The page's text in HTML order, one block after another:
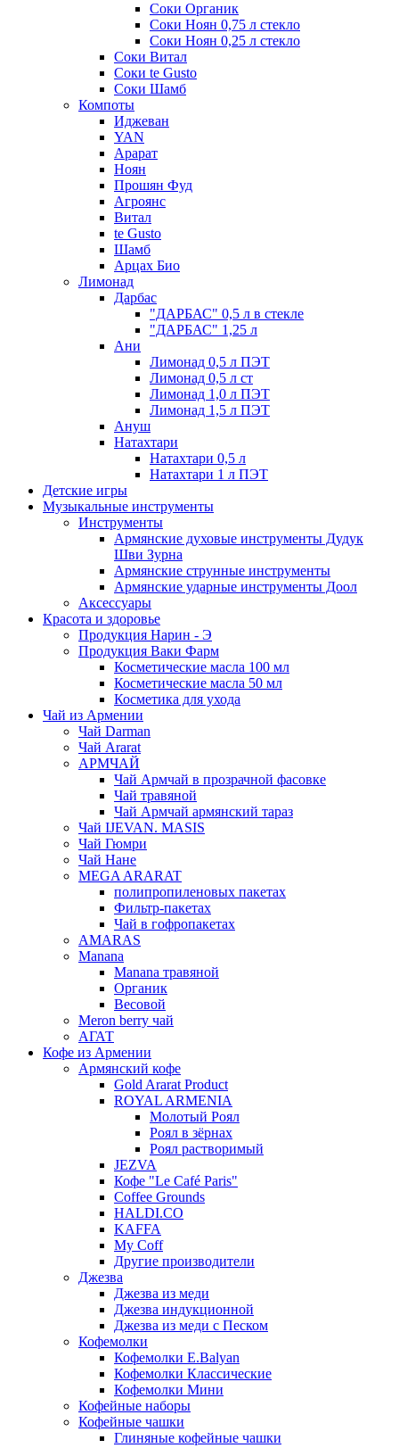
Соки Органик
Соки Ноян 0,75 л стекло
Соки Ноян 0,25 л стекло
Соки Витал
Соки te Gusto
Соки Шамб
Компоты
Иджеван
YAN
Арарат
Ноян
Прошян Фуд
Агроянс
Витал
te Gusto
Шамб
Арцах Био
Лимонад
Дарбас
"ДАРБАС" 0,5 л в стекле
"ДАРБАС" 1,25 л
Ани
Лимонад 0,5 л ПЭТ
Лимонад 0,5 л ст
Лимонад 1,0 л ПЭТ
Лимонад 1,5 л ПЭТ
Ануш
Натахтари
Натахтари 0,5 л
Натахтари 1 л ПЭТ
Детские игры
Музыкальные инструменты
Инструменты
Армянские духовые инструменты Дудук
Шви Зурна
Армянские струнные инструменты
Армянские ударные инструменты Доол
Аксессуары
Красота и здоровье
Продукция Нарин - Э
Продукция Ваки Фарм
Косметические масла 100 мл
Косметические масла 50 мл
Косметика для ухода
Чай из Армении
Чай Darman
Чай Ararat
АРМЧАЙ
Чай Армчай в прозрачной фасовке
Чай травяной
Чай Армчай армянский тараз
Чай IJEVAN. MASIS
Чай Гюмри
Чай Нане
MEGA ARARAT
полипропиленовых пакетах
Фильтр-пакетах
Чай в гофропакетах
AMARAS
Manana
Manana травяной
Органик
Весовой
Meron berry чай
АГАТ
Кофе из Армении
Армянский кофе
Gold Ararat Product
ROYAL ARMENIA
Молотый Роял
Роял в зёрнах
Роял растворимый
JEZVA
Кофе "Le Café Paris"
Coffee Grounds
HALDI.CO
KAFFA
My Coff
Другие производители
Джезва
Джезва из меди
Джезва индукционной
Джезва из меди с Песком
Кофемолки
Кофемолки E.Balyan
Кофемолки Классические
Кофемолки Мини
Кофейные наборы
Кофейные чашки
Глиняные кофейные чашки